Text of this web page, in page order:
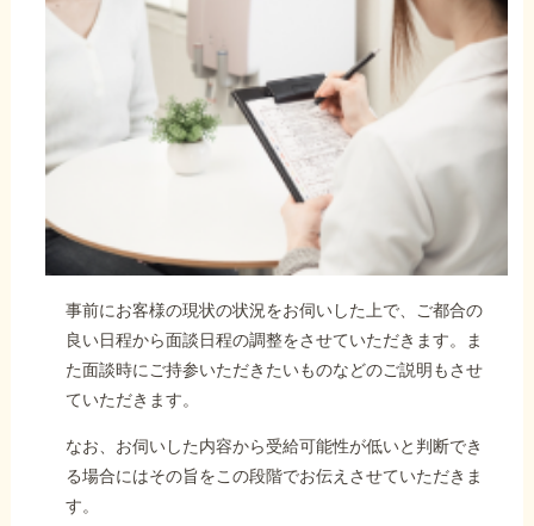
事前にお客様の現状の状況をお伺いした上で、ご都合の
良い日程から面談日程の調整をさせていただきます。ま
た面談時にご持参いただきたいものなどのご説明もさせ
ていただきます。
なお、お伺いした内容から受給可能性が低いと判断でき
る場合にはその旨をこの段階でお伝えさせていただきま
す。